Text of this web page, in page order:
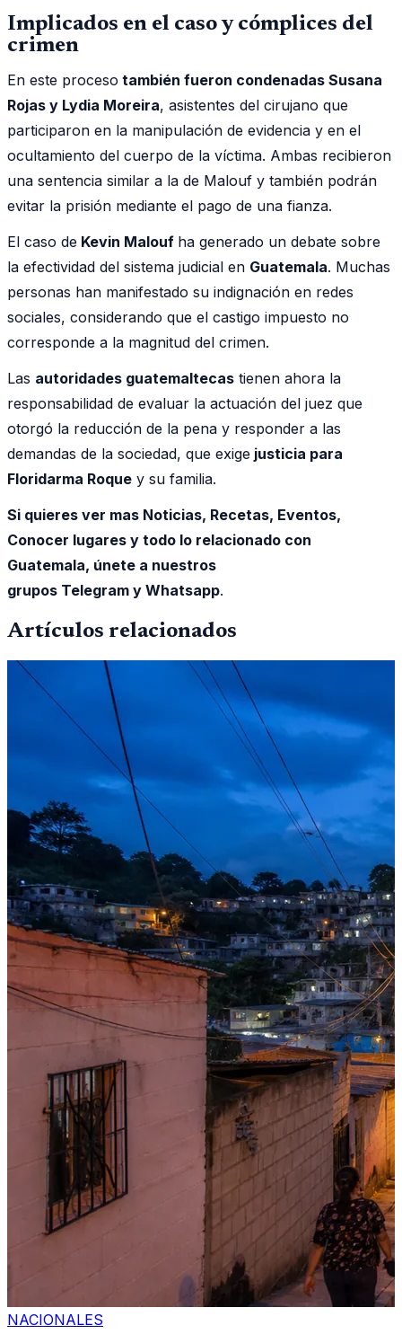
Implicados en el caso y cómplices del
crimen
En este proceso también fueron condenadas Susana
Rojas y Lydia Moreira, asistentes del cirujano que
participaron en la manipulación de evidencia y en el
ocultamiento del cuerpo de la víctima. Ambas recibieron
una sentencia similar a la de Malouf y también podrán
evitar la prisión mediante el pago de una fianza.
El caso de Kevin Malouf ha generado un debate sobre
la efectividad del sistema judicial en Guatemala. Muchas
personas han manifestado su indignación en redes
sociales, considerando que el castigo impuesto no
corresponde a la magnitud del crimen.
Las autoridades guatemaltecas tienen ahora la
responsabilidad de evaluar la actuación del juez que
otorgó la reducción de la pena y responder a las
demandas de la sociedad, que exige justicia para
Floridarma Roque y su familia.
Si quieres ver mas Noticias, Recetas, Eventos,
Conocer lugares y todo lo relacionado con
Guatemala, únete a nuestros
grupos Telegram y Whatsapp.
Artículos relacionados
NACIONALES